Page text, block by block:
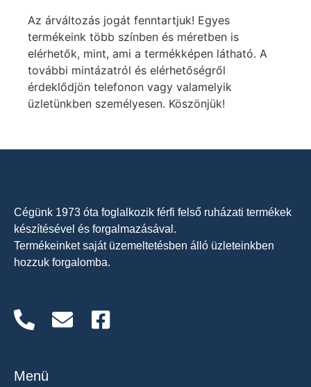
Az árváltozás jogát fenntartjuk! Egyes
termékeink több színben és méretben is
elérhetők, mint, ami a termékképen látható. A
további mintázatról és elérhetőségről
érdeklődjön telefonon vagy valamelyik
üzletünkben személyesen. Köszönjük!
Cégünk 1973 óta foglalkozik férfi felső ruházati termékek
készítésével és forgalmazásával.
Termékeinket saját üzemeltetésben álló üzleteinkben
hozzuk forgalomba.
Menü